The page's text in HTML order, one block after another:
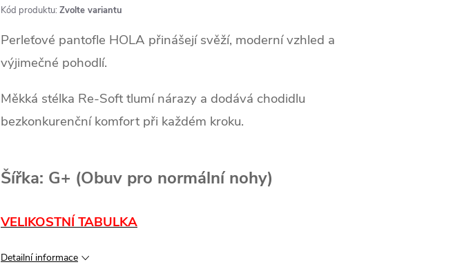
Kód produktu: Zvolte variantu
Perleťové pantofle HOLA přinášejí svěží, moderní vzhled a
výjimečné pohodlí.
Měkká stélka Re‑Soft tlumí nárazy a dodává chodidlu
bezkonkurenční komfort při každém kroku.
Šířka: G+ (Obuv pro normální nohy)
VELIKOSTNÍ TABULKA
Detailní informace